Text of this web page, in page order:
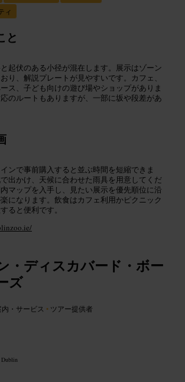
ィ
と
起伏のある小径が混在します。展示はゾーン
り、解説プレートが見やすいです。カフェ、
ス、子ども向けの遊び場やショップがありま
のルートもありますが、一部に坂や段差があ
ンで事前購入すると並ぶ時間を短縮できま
出かけ、天候に合わせた雨具を用意してくだ
マップを入手し、見たい展示を優先順位に沿
になります。飲食はカフェ利用かピクニック
ると便利です。
・ディスカバード・ボー
ズ
・サービス • ツアー提供者